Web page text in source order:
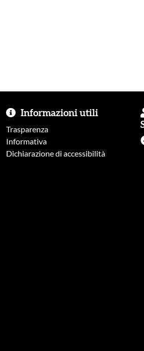
Informazioni utili
Trasparenza
Informativa
Dichiarazione di accessibilità